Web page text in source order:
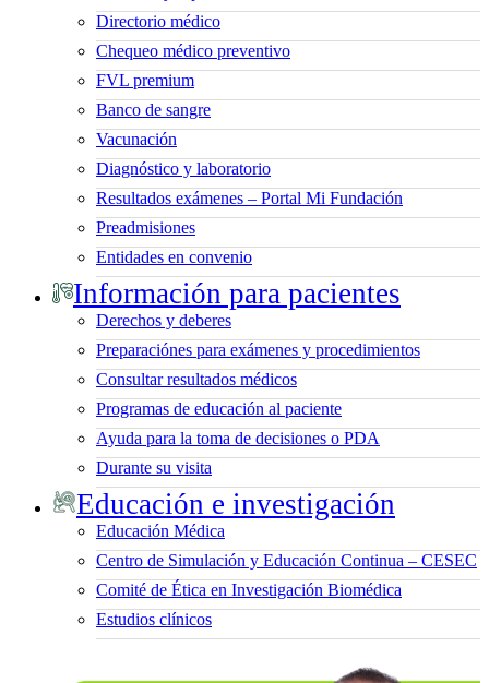
Directorio médico
Chequeo médico preventivo
FVL premium
Banco de sangre
Vacunación
Diagnóstico y laboratorio
Resultados exámenes – Portal Mi Fundación
Preadmisiones
Entidades en convenio
Información para pacientes
Derechos y deberes
Preparaciónes para exámenes y procedimientos
Consultar resultados médicos
Programas de educación al paciente
Ayuda para la toma de decisiones o PDA
Durante su visita
Educación e investigación
Educación Médica
Centro de Simulación y Educación Continua – CESEC
Comité de Ética en Investigación Biomédica
Estudios clínicos